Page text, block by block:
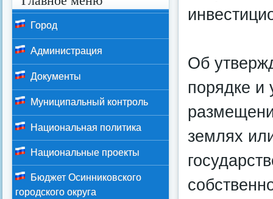
Об
порядке и
землях
Город
Администрация
Документы
Муниципальный контроль
Национальная политика
Национальные проекты
Бюджет Осинниковского
городского округа